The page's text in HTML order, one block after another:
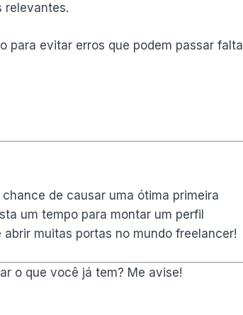
relevantes.
para evitar erros que podem passar falta
de causar uma ótima primeira
um tempo para montar um perfil
muitas portas no mundo freelancer!
o que você já tem? Me avise!